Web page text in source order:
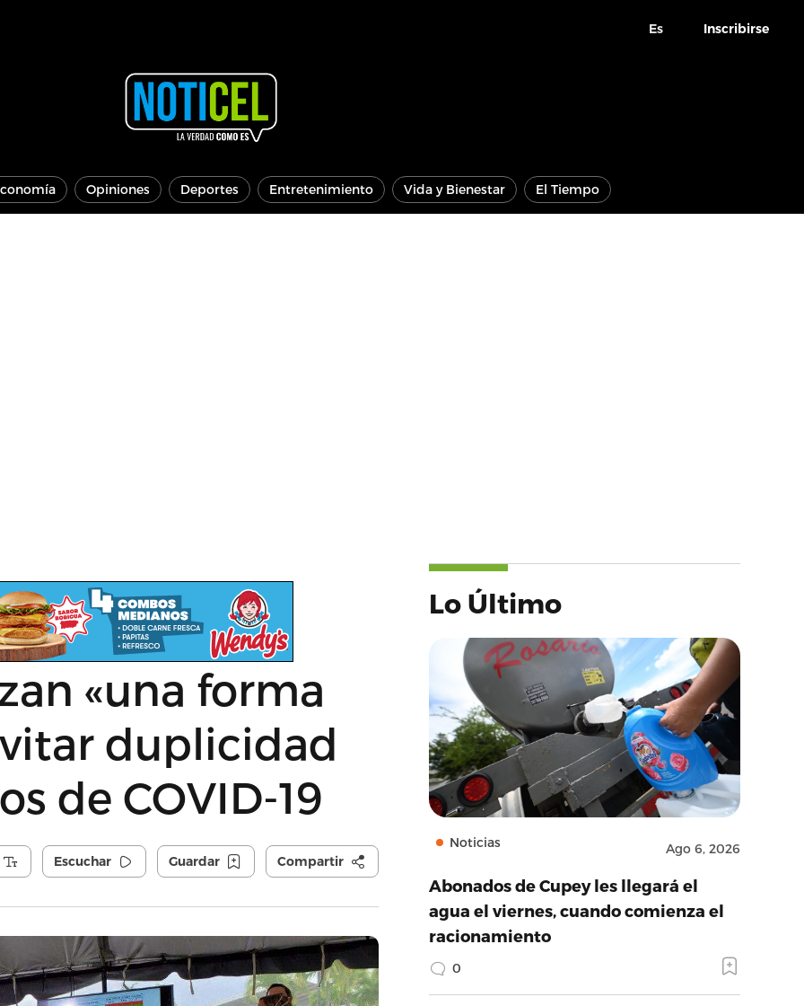
Es Inscribirse
Opiniones Deportes Entretenimiento Vida y Bienestar El Tiempo
«una forma
duplicidad
de COVID-19
Escuchar Guardar Compartir
Lo Último
Noticias Ago 6, 2026
Abonados de Cupey les llegará el
agua el viernes, cuando comienza el
racionamiento
0